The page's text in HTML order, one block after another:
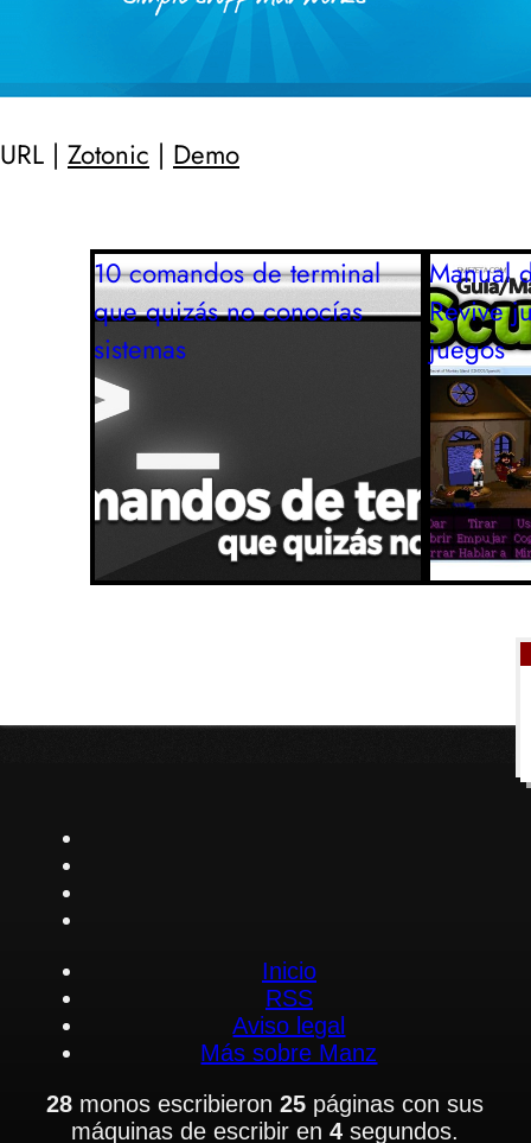
URL | Zotonic | Demo
10 comandos de terminal
que quizás no conocías
sistemas
Manual
Revive
juegos
Inicio
RSS
Aviso legal
Más sobre Manz
28 monos escribieron25 páginas con sus
máquinas de escribir en4 segundos.